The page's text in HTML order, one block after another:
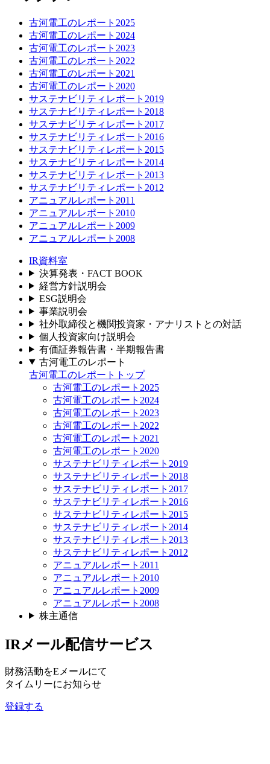
古河電工のレポート2025
古河電工のレポート2024
古河電工のレポート2023
古河電工のレポート2022
古河電工のレポート2021
古河電工のレポート2020
サステナビリティレポート2019
サステナビリティレポート2018
サステナビリティレポート2017
サステナビリティレポート2016
サステナビリティレポート2015
サステナビリティレポート2014
サステナビリティレポート2013
サステナビリティレポート2012
アニュアルレポート2011
アニュアルレポート2010
アニュアルレポート2009
アニュアルレポート2008
IR資料室
決算発表・FACT BOOK
経営方針説明会
ESG説明会
事業説明会
社外取締役と機関投資家・アナリストとの対話
個人投資家向け説明会
有価証券報告書・半期報告書
古河電工のレポート
古河電工のレポートトップ
古河電工のレポート2025
古河電工のレポート2024
古河電工のレポート2023
古河電工のレポート2022
古河電工のレポート2021
古河電工のレポート2020
サステナビリティレポート2019
サステナビリティレポート2018
サステナビリティレポート2017
サステナビリティレポート2016
サステナビリティレポート2015
サステナビリティレポート2014
サステナビリティレポート2013
サステナビリティレポート2012
アニュアルレポート2011
アニュアルレポート2010
アニュアルレポート2009
アニュアルレポート2008
株主通信
IRメール配信サービス
財務活動をEメールにて
タイムリーにお知らせ
登録する